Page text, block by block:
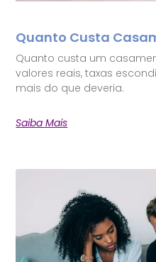
Quanto Custa
Quanto custa um
valores reais, taxas
mais do que deveria.
Saiba Mais